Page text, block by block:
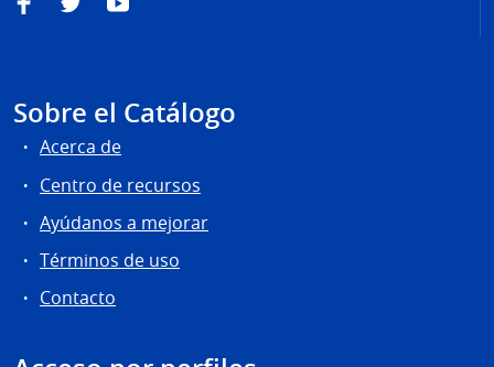
Sobre el Catálogo
Acerca de
Centro de recursos
Ayúdanos a mejorar
Términos de uso
Contacto